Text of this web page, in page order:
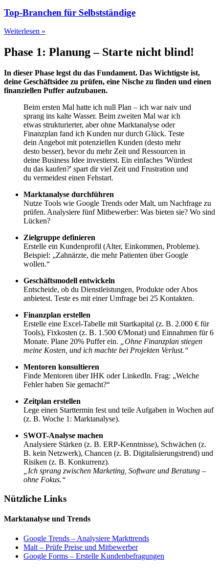
Top-Branchen für Selbstständige
Weiterlesen »
Phase 1: Planung – Starte nicht blind!
In dieser Phase legst du das Fundament. Das Wichtigste ist,
deine Geschäftsidee zu prüfen, eine Nische zu finden und einen
finanziellen Puffer aufzubauen.
Beim ersten Mal hatte ich null Plan – ich war naiv und
sprang ins kalte Wasser. Beim zweiten Mal war ich
etwas strukturierter, aber ohne Marktanalyse oder
Finanzplan fand ich Kunden nur durch Glück. Teste
dein Angebot mit potenziellen Kunden (desto mehr
desto besser), bevor du mehr Zeit und Ressourcen in
deine Business Idee investierst. Ein einfaches 'Würdest
du das kaufen?' spart dir viel Zeit und Frustration und
du vermeidest einen Fehstart.
Marktanalyse durchführen
Nutze Tools wie Google Trends oder Malt, um Nachfrage zu
prüfen. Analysiere fünf Mitbewerber: Was bieten sie? Wo sind
Lücken?
Zielgruppe definieren
Erstelle ein Kundenprofil (Alter, Einkommen, Probleme).
Beispiel: „Zahnärzte, die mehr Patienten über Google
wollen.“
Geschäftsmodell entwickeln
Entscheide, ob du Dienstleistungen, Produkte oder Abos
anbietest. Teste es mit einer Umfrage bei 25 Kontakten.
Finanzplan erstellen
Erstelle eine Excel-Tabelle mit Startkapital (z. B. 2.000 € für
Tools), Fixkosten (z. B. 1.500 €/Monat) und Einnahmen für 6
Monate. Plane 20% Puffer ein.
„Ohne Finanzplan stiegen
meine Kosten, und ich machte bei Projekten Verlust.“
Mentoren konsultieren
Finde Mentoren über IHK oder LinkedIn. Frag: „Welche
Fehler haben Sie gemacht?“
Zeitplan erstellen
Lege einen Starttermin fest und teile Aufgaben in Wochen auf
(z. B. Woche 1: Marktanalyse).
SWOT-Analyse machen
Analysiere Stärken (z. B. ERP-Kenntnisse), Schwächen (z.
B. kein Netzwerk), Chancen (z. B. Digitalisierungstrend) und
Risiken (z. B. Konkurrenz).
„Ich sprang zwischen Marketing, Software und Beratung –
ohne Fokus.“
Nützliche Links
Marktanalyse und Trends
Google Trends – Analysiere Markttrends
Malt – Prüfe Preise und Mitbewerber
Google Forms – Erstelle Kundenbefragungen